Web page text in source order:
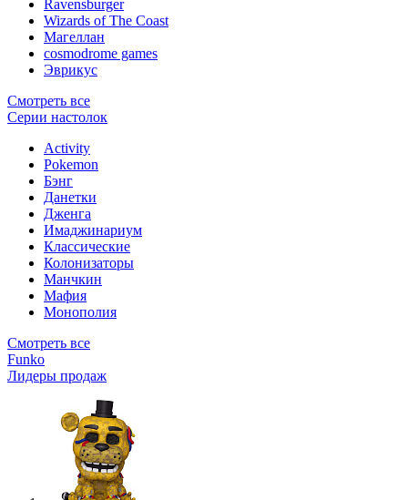
Ravensburger
Wizards of The Coast
Магеллан
сosmodrome games
Эврикус
Смотреть все
Серии настолок
Activity
Pokemon
Бэнг
Данетки
Дженга
Имаджинариум
Классические
Колонизаторы
Манчкин
Мафия
Монополия
Смотреть все
Funko
Лидеры продаж